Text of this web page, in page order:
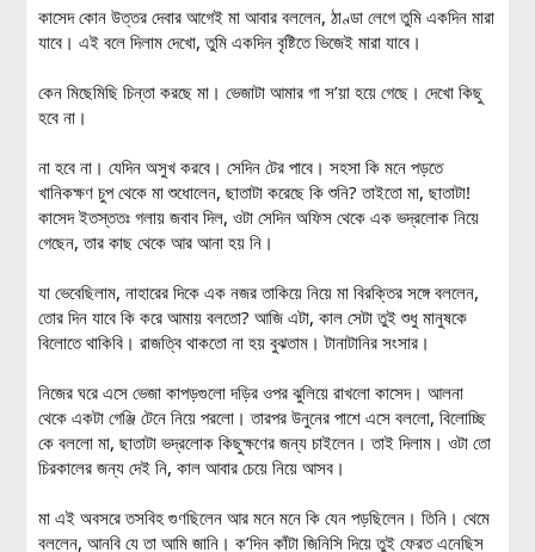
কাসেদ কোন উত্তর দেবার আগেই মা আবার বললেন, ঠাণ্ডা লেগে তুমি একদিন মারা
যাবে। এই বলে দিলাম দেখো, তুমি একদিন বৃষ্টিতে ভিজেই মারা যাবে।
কেন মিছেমিছি চিন্তা করছে মা। ভেজাটা আমার গা স’য়া হয়ে গেছে। দেখো কিছু
হবে না।
না হবে না। যেদিন অসুখ করবে। সেদিন টের পাবে। সহসা কি মনে পড়তে
খানিকক্ষণ চুপ থেকে মা শুধোলেন, ছাতাটা করেছে কি শুনি? তাইতো মা, ছাতাটা!
কাসেদ ইতস্ততঃ গলায় জবাব দিল, ওটা সেদিন অফিস থেকে এক ভদ্রলোক নিয়ে
গেছেন, তার কাছ থেকে আর আনা হয় নি।
যা ভেবেছিলাম, নাহারের দিকে এক নজর তাকিয়ে নিয়ে মা বিরক্তির সঙ্গে বললেন,
তোর দিন যাবে কি করে আমায় বলতো? আজি এটা, কাল সেটা তুই শুধু মানুষকে
বিলোতে থাকিবি। রাজত্বি থাকতো না হয় বুঝতাম। টানাটানির সংসার।
নিজের ঘরে এসে ভেজা কাপড়গুলো দড়ির ওপর ঝুলিয়ে রাখলো কাসেদ। আলনা
থেকে একটা গেঞ্জি টেনে নিয়ে পরলো। তারপর উনুনের পাশে এসে বললো, বিলোচ্ছি
কে বললো মা, ছাতাটা ভদ্রলোক কিছুক্ষণের জন্য চাইলেন। তাই দিলাম। ওটা তো
চিরকালের জন্য দেই নি, কাল আবার চেয়ে নিয়ে আসব।
মা এই অবসরে তসবিহ গুণছিলেন আর মনে মনে কি যেন পড়ছিলেন। তিনি। থেমে
বললেন, আনবি যে তা আমি জানি। ক’দিন কাঁটা জিনিসি দিয়ে তুই ফেরত এনেছিস